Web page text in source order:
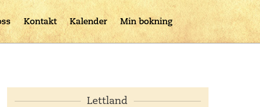
Kontakt Kalender Min bokning
Lettland